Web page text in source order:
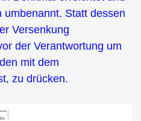
Statt dessen
Versenkung
der Verantwortung um
mit dem
zu drücken.